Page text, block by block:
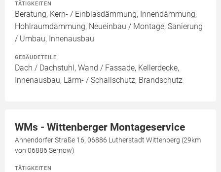
TÄTIGKEITEN
Beratung, Kern- / Einblasdämmung, Innendämmung,
Hohlraumdämmung, Neueinbau / Montage, Sanierung
/ Umbau, Innenausbau
GEBÄUDETEILE
Dach / Dachstuhl, Wand / Fassade, Kellerdecke,
Innenausbau, Lärm- / Schallschutz, Brandschutz
WMs - Wittenberger Montageservice
Annendorfer Straße 16, 06886 Lutherstadt Wittenberg (29km
von 06886 Sernow)
TÄTIGKEITEN